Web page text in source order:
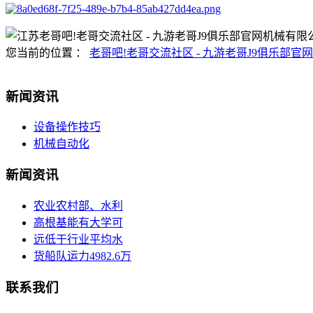
您当前的位置 ： 老哥吧!老哥交流社区 - 九游老哥J9俱乐部官网
新闻资讯
设备操作技巧
机械自动化
新闻资讯
农业农村部、水利
高根基能有大学可
远低于行业平均水
货船队运力4982.6万
联系我们